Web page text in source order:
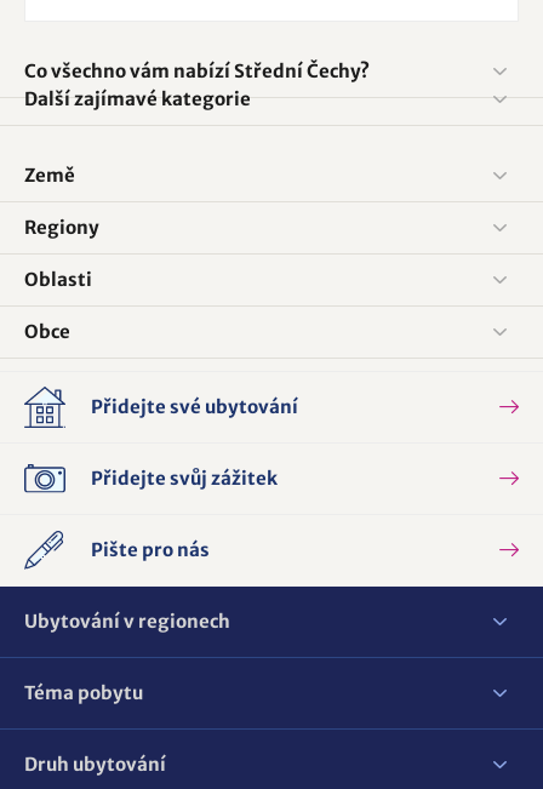
Co všechno vám nabízí Střední Čechy?
Další zajímavé kategorie
Země
Regiony
Oblasti
Obce
Přidejte své ubytování
Přidejte svůj zážitek
Pište pro nás
Ubytování v regionech
Téma pobytu
Druh ubytování